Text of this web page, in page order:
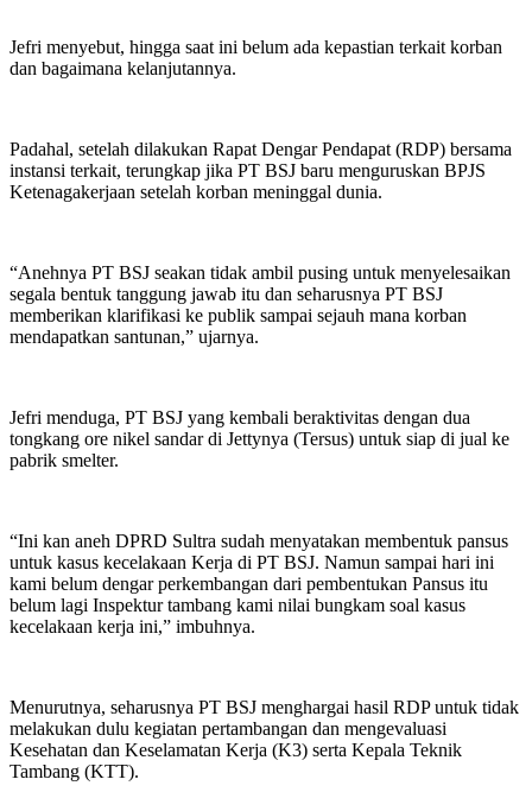
Jefri menyebut, hingga saat ini belum ada kepastian terkait korban
dan bagaimana kelanjutannya.
Padahal, setelah dilakukan Rapat Dengar Pendapat (RDP) bersama
instansi terkait, terungkap jika PT BSJ baru menguruskan BPJS
Ketenagakerjaan setelah korban meninggal dunia.
“Anehnya PT BSJ seakan tidak ambil pusing untuk menyelesaikan
segala bentuk tanggung jawab itu dan seharusnya PT BSJ
memberikan klarifikasi ke publik sampai sejauh mana korban
mendapatkan santunan,” ujarnya.
Jefri menduga, PT BSJ yang kembali beraktivitas dengan dua
tongkang ore nikel sandar di Jettynya (Tersus) untuk siap di jual ke
pabrik smelter.
“Ini kan aneh DPRD Sultra sudah menyatakan membentuk pansus
untuk kasus kecelakaan Kerja di PT BSJ. Namun sampai hari ini
kami belum dengar perkembangan dari pembentukan Pansus itu
belum lagi Inspektur tambang kami nilai bungkam soal kasus
kecelakaan kerja ini,” imbuhnya.
Menurutnya, seharusnya PT BSJ menghargai hasil RDP untuk tidak
melakukan dulu kegiatan pertambangan dan mengevaluasi
Kesehatan dan Keselamatan Kerja (K3) serta Kepala Teknik
Tambang (KTT).